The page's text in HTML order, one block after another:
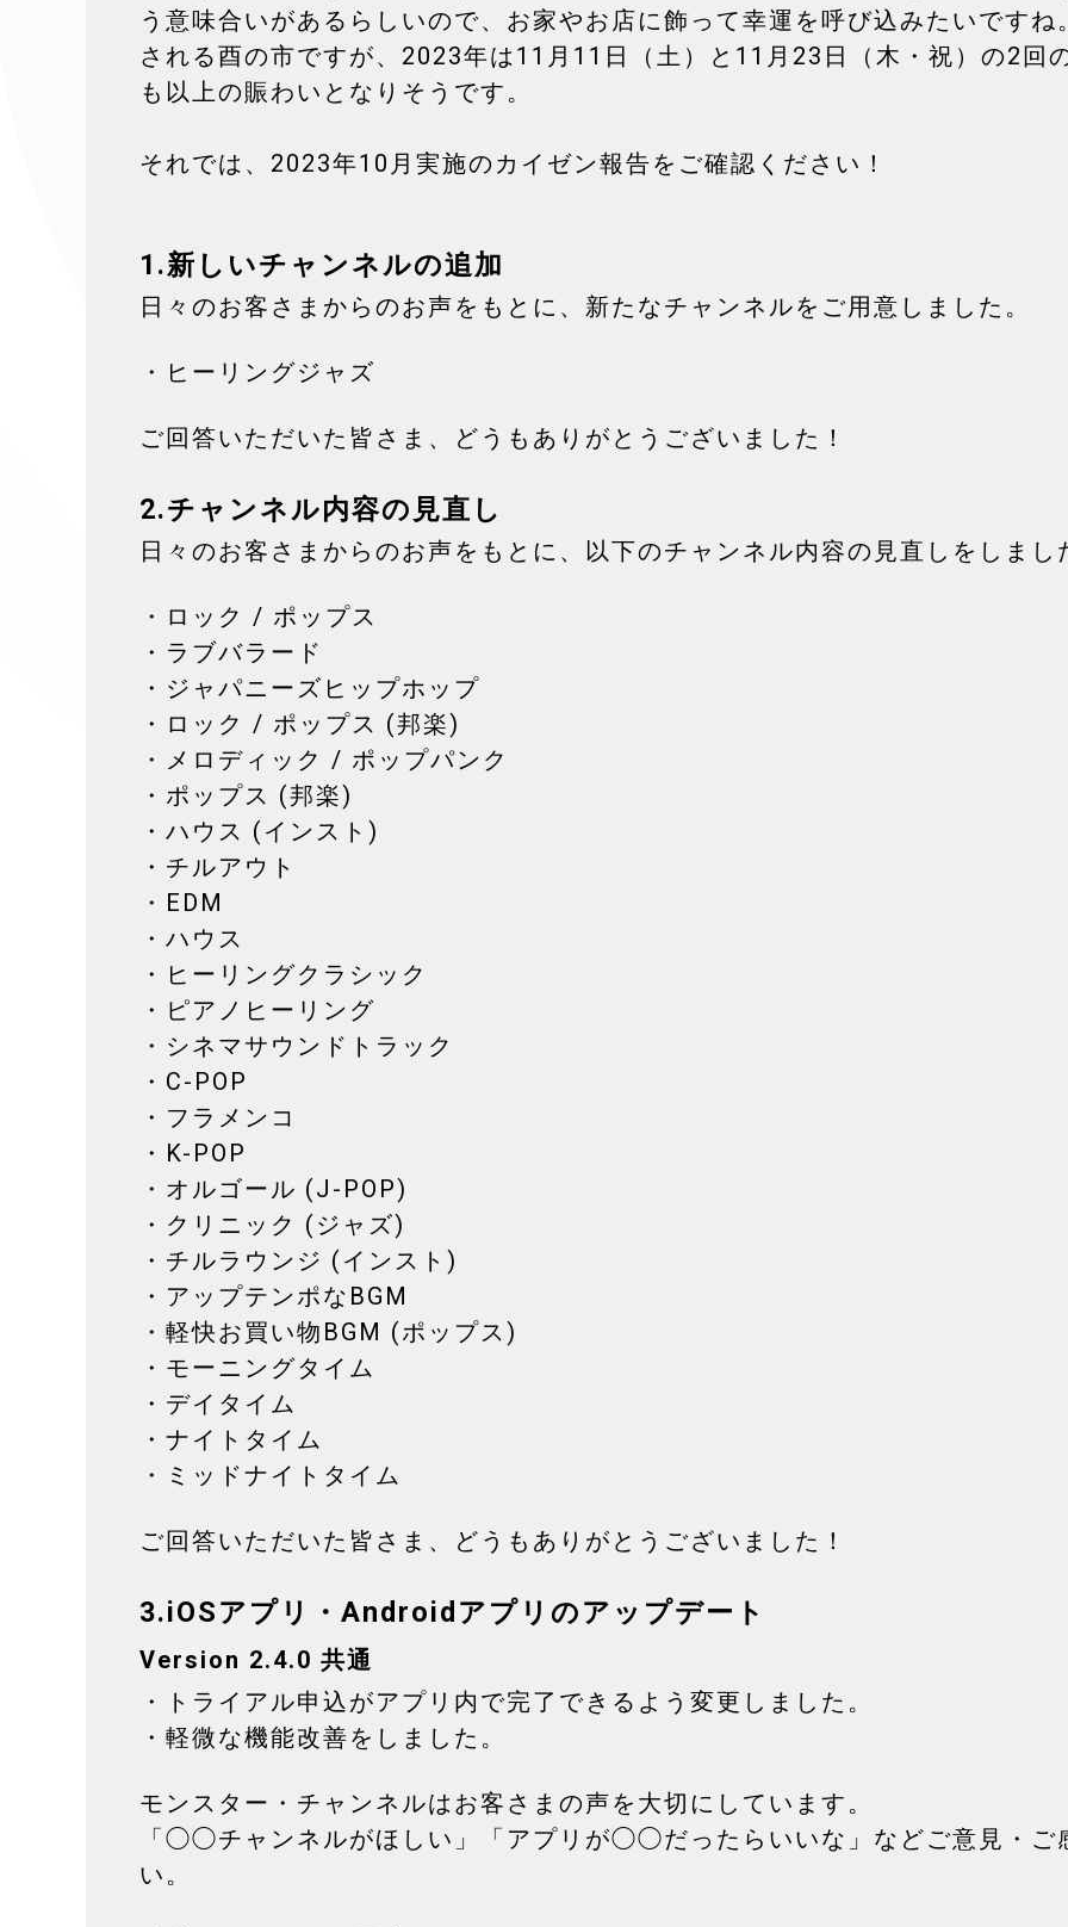
う意味合いがあるらしいので、お家やお店に飾って幸運を呼び込みたいです
される酉の市ですが、2023年は11月11日（土）と11月23日（木・祝）の2回
も以上の賑わいとなりそうです。
それでは、2023年10月実施のカイゼン報告をご確認ください！
1.新しいチャンネルの追加
日々のお客さまからのお声をもとに、新たなチャンネルをご用意しました。
・ヒーリングジャズ
ご回答いただいた皆さま、どうもありがとうございました！
2.チャンネル内容の見直し
日々のお客さまからのお声をもとに、以下のチャンネル内容の見直しをしまし
・ロック / ポップス
・ラブバラード
・ジャパニーズヒップホップ
・ロック / ポップス (邦楽)
・メロディック / ポップパンク
・ポップス (邦楽)
・ハウス (インスト)
・チルアウト
・EDM
・ハウス
・ヒーリングクラシック
・ピアノヒーリング
・シネマサウンドトラック
・C-POP
・フラメンコ
・K-POP
・オルゴール (J-POP)
・クリニック (ジャズ)
・チルラウンジ (インスト)
・アップテンポなBGM
・軽快お買い物BGM (ポップス)
・モーニングタイム
・デイタイム
・ナイトタイム
・ミッドナイトタイム
ご回答いただいた皆さま、どうもありがとうございました！
3.iOSアプリ・Androidアプリのアップデート
Version 2.4.0 共通
・トライアル申込がアプリ内で完了できるよう変更しました。
・軽微な機能改善をしました。
モンスター・チャンネルはお客さまの声を大切にしています。
「◯◯チャンネルがほしい」「アプリが◯◯だったらいいな」などご意見・ご
い。